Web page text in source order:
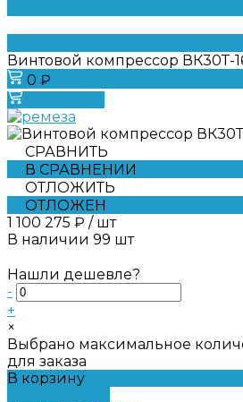
Винтовой компрессор ВК30Т-
0 ₽
СРАВНИТЬ
В СРАВНЕНИИ
ОТЛОЖИТЬ
ОТЛОЖЕН
1 100 275 ₽ / шт
В наличии 99 шт
Нашли дешевле?
-
+
×
Выбрано максимальное
для заказа
В корзину